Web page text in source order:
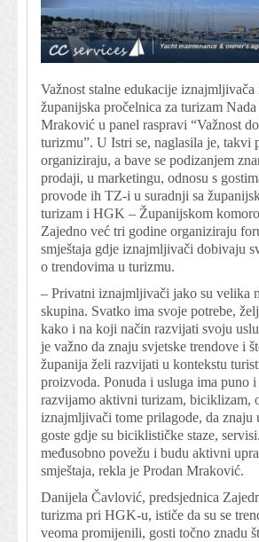
Važnost stalne edukacije iznajmljivača
županijska pročelnica za turizam Nada
Mraković u panel raspravi “Važnost
turizmu”. U Istri se, naglasila je, takvi
organiziraju, a bave se podizanjem
prodaji, u marketingu, odnosu s
provode ih TZ-i u suradnji sa
turizam i HGK – Županijskom
Zajedno već tri godine organiziraju
smještaja gdje iznajmljivači dobivaju
o trendovima u turizmu.
– Privatni iznajmljivači jako su velika
skupina. Svatko ima svoje potrebe,
kako i na koji način razvijati svoju
je važno da znaju svjetske trendove i
županija želi razvijati u kontekstu
proizvoda. Ponuda i usluga ima puno
razvijamo aktivni turizam, biciklizam,
iznajmljivači tome prilagode, da znaju
goste gdje su biciklističke staze,
međusobno povežu i budu aktivni
smještaja, rekla je Prodan Mraković.
Danijela Čavlović, predsjednica
turizma pri HGK-u, ističe da su se
veoma promijenili, gosti točno znadu